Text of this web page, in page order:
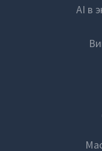
Обратная
AI в